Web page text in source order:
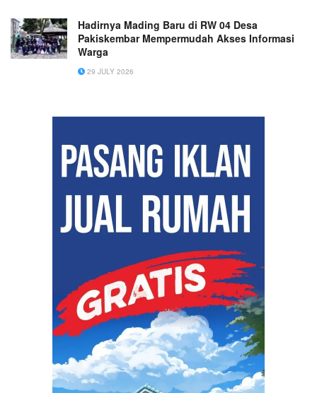
Hadirnya Mading Baru di RW 04 Desa
Pakiskembar Mempermudah Akses Informasi
Warga
29 JULY 2026